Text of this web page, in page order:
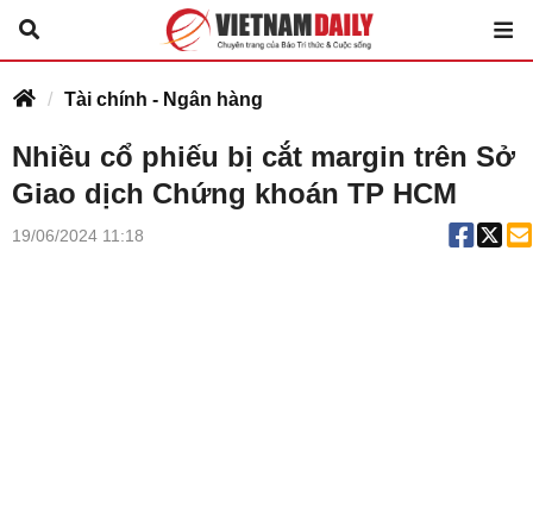
Tài chính - Ngân hàng
Nhiều cổ phiếu bị cắt margin trên Sở
Giao dịch Chứng khoán TP HCM
19/06/2024 11:18